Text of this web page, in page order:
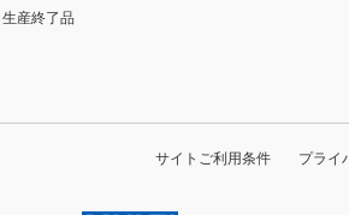
生産終了品
サイトご利用条件 プライ